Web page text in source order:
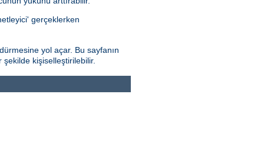
gerçeklerken
yol açar. Bu sayfanın
şekilde kişiselleştirilebilir.